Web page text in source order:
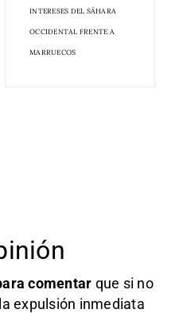
INTERESES DEL SÁHARA
OCCIDENTAL FRENTE A
MARRUECOS
comentar que si no
expulsión inmediata